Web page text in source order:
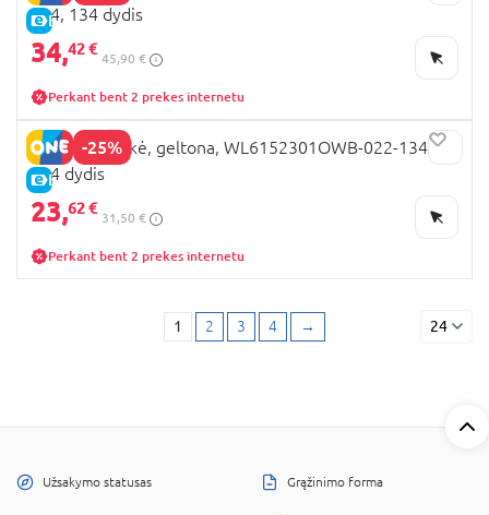
E-KAINA
134, 134 dydis
34,42 €
45,90 €
Perkant bent 2 prekes internetu
-25%
E-KAINA
LEMON striukė, geltona, WL6152301OWB-022-134,
134 dydis
23,62 €
31,50 €
Perkant bent 2 prekes internetu
1 2 3 4 → 24
Užsakymo statusas Grąžinimo forma